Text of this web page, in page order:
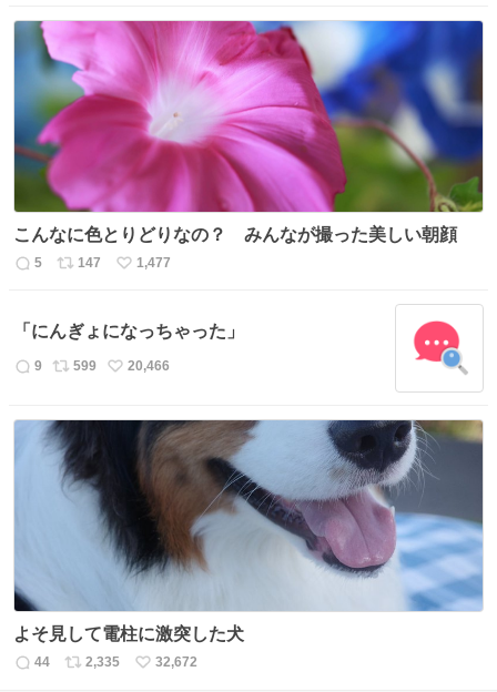
ト
数
ね
数
こんなに色とりどりなの？ みんなが撮った美しい朝顔
返
数
5
リ
ス
ト
数
147
い
ね
数
1,477
「にんぎょになっちゃった」
返
数
9
リ
ス
ト
数
599
い
ね
20,466
よそ見して電柱に激突した犬
返
44
リ
2,335
い
32,672